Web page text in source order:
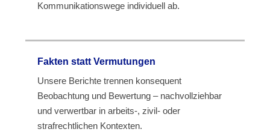
Kommunikationswege individuell ab.
Fakten statt Vermutungen
Unsere Berichte trennen konsequent
Beobachtung und Bewertung – nachvollziehbar
und verwertbar in arbeits-, zivil- oder
strafrechtlichen Kontexten.